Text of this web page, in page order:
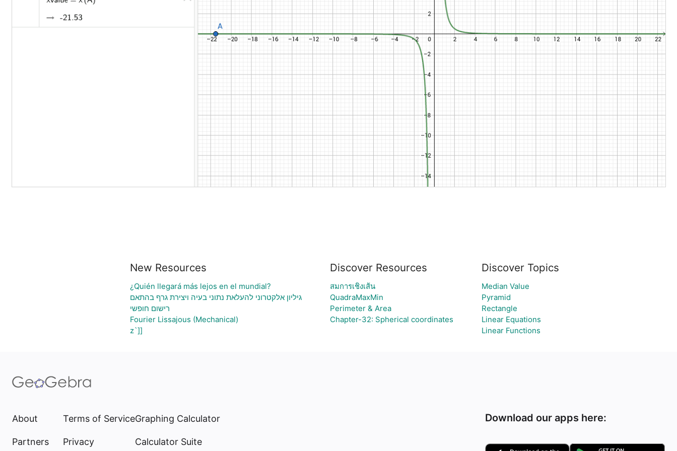
New Resources
¿Quién llegará más lejos en el mundial?
גיליון אלקטרוני להעלאת נתוני בעיה ויצירת גרף בהתאם
רישום חופשי
Fourier Lissajous (Mechanical)
z`]]
Discover Resources
สมการเชิงเส้น
QuadraMaxMin
Perimeter & Area
Chapter-32: Spherical coordinates
Discover Topics
Median Value
Pyramid
Rectangle
Linear Equations
Linear Functions
About
Partners
Terms of Service
Privacy
Graphing Calculator
Calculator Suite
Download our apps here: